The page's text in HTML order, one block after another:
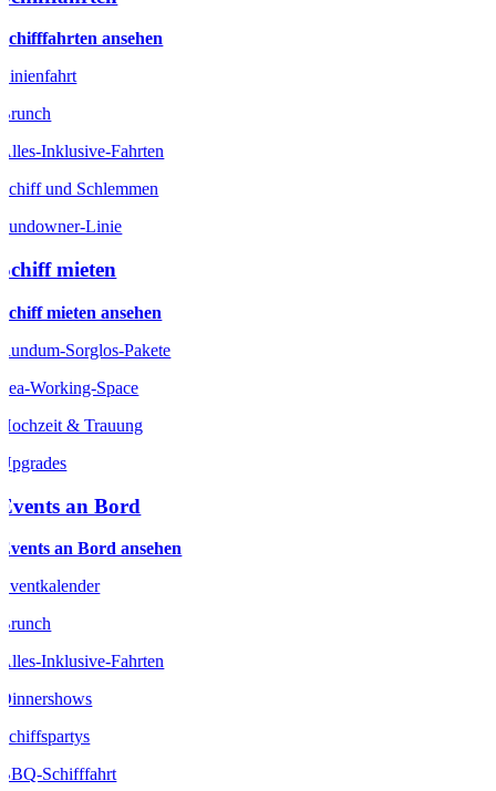
Schifffahrten ansehen
Linienfahrt
Brunch
Alles-Inklusive-Fahrten
Schiff und Schlemmen
Sundowner-Linie
Schiff mieten
Schiff mieten ansehen
Rundum-Sorglos-Pakete
Sea-Working-Space
Hochzeit & Trauung
Upgrades
Events an Bord
Events an Bord ansehen
Eventkalender
Brunch
Alles-Inklusive-Fahrten
Dinnershows
Schiffspartys
BBQ-Schifffahrt